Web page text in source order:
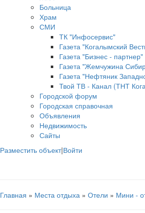
Больница
Храм
СМИ
ТК "Инфосервис"
Газета "Когалымский
Газета "Бизнес - партнер"
Газета "Жемчужина
Газета "Нефтяник
Твой ТВ - Канал (ТНТ
Городской форум
Городская справочная
Объявления
Недвижимость
Сайты
Разместить объект|Войти
Главная » Места отдыха » Отели » Мини -